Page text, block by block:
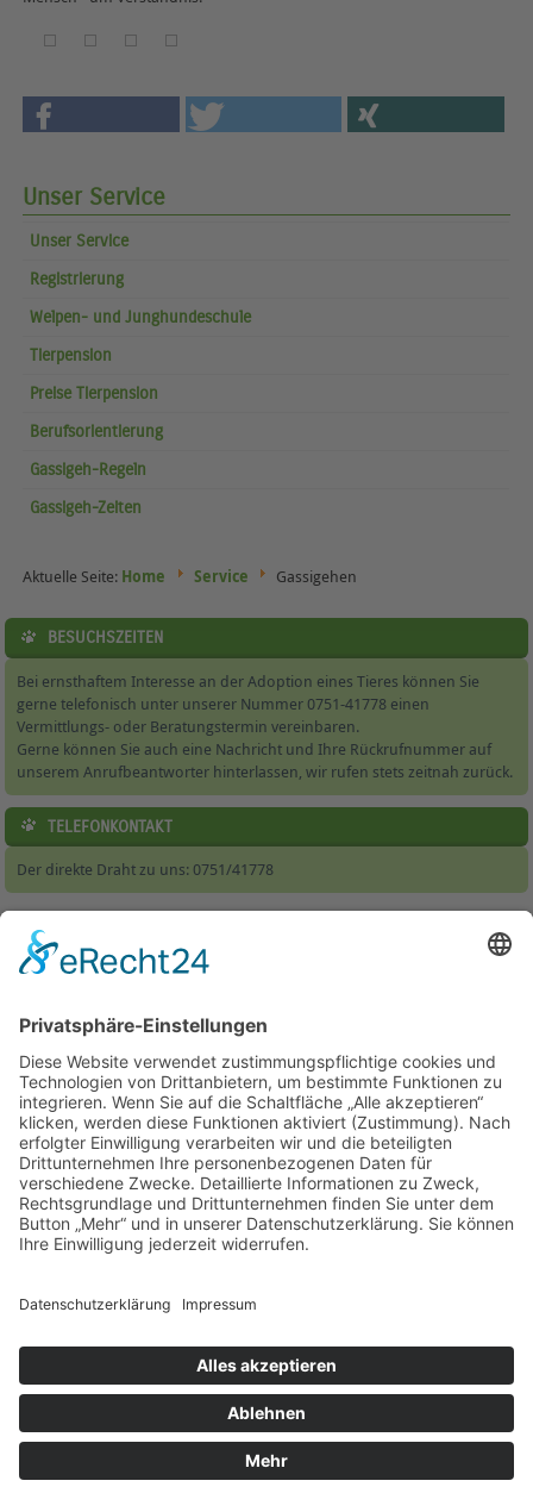
Unser Service
Unser Service
Registrierung
Welpen- und Junghundeschule
Tierpension
Preise Tierpension
Berufsorientierung
Gassigeh-Regeln
Gassigeh-Zeiten
Aktuelle Seite: Home Service Gassigehen
BESUCHSZEITEN
Bei ernsthaftem Interesse an der Adoption eines Tieres können Sie
gerne telefonisch unter unserer Nummer 0751-41778 einen
Vermittlungs- oder Beratungstermin vereinbaren.
Gerne können Sie auch eine Nachricht und Ihre Rückrufnummer auf
unserem Anrufbeantworter hinterlassen, wir rufen stets zeitnah zurück.
TELEFONKONTAKT
Der direkte Draht zu uns: 0751/41778
Home|Tierheim & Tierschutzverein|Helfen|Jugendbereich
|Service|Wissenswertes |Formulare|Kontakt
Besucherstatistik:Heute: 170 | Gestern: 330 | Monat: 4304 |
Gesamt: 1111429
Tierheim Berg
Telefon: +49 751 41778 u. 551954
info@tierheim-berg.de
Impressum|Datenschutz|Cookie-Einstellungen
Copyright © 2026 Tierheim Berg.Alle Rechte vorbehalten.
Webdesign | Konzeption | Hosting:
Systemworks-EDV GmbH, D-88339 Bad Waldsee